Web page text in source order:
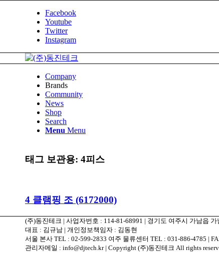
Facebook
Youtube
Twitter
Instagram
Company
Brands
Community
News
Shop
Search
Menu Menu
태그 보관용: 4피스
4 클램핑 조 (6172000)
(주)동진테크 | 사업자번호 : 114-81-68991 | 경기도 여주시 가남읍 가
대표 : 김규남 | 개인정보책임자 : 김동현
서울 본사 TEL : 02-599-2833 여주 물류센터 TEL : 031-886-4785 |
관리자메일 : info@djtech.kr | Copyright (주)동진테크 All rights